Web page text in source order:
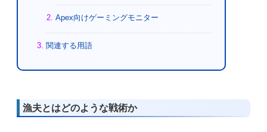
Apex向けゲーミングモニター
関連する用語
漁夫とはどのような戦術か